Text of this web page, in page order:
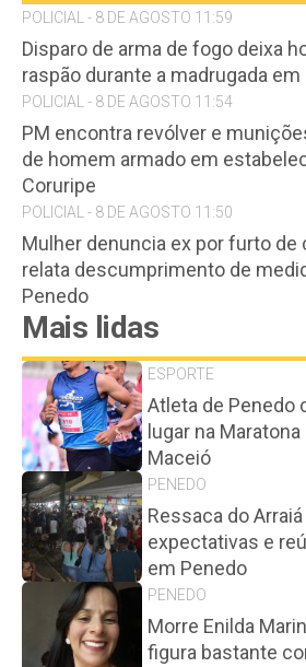
POLICIAL - 8 DE AGOSTO 11:59
Disparo de arma de fogo deixa
raspão durante a madrugada em
POLICIAL - 8 DE AGOSTO 11:54
PM encontra revólver e
de homem armado em
Coruripe
POLICIAL - 8 DE AGOSTO 11:50
Mulher denuncia ex por furto de
relata descumprimento de
Penedo
Mais lidas
ESPORTE
Atleta de Penedo
lugar na
Maceió
PENEDO
Ressaca do
expectativas e
em Penedo
PENEDO
Morre Enilda
figura bastante